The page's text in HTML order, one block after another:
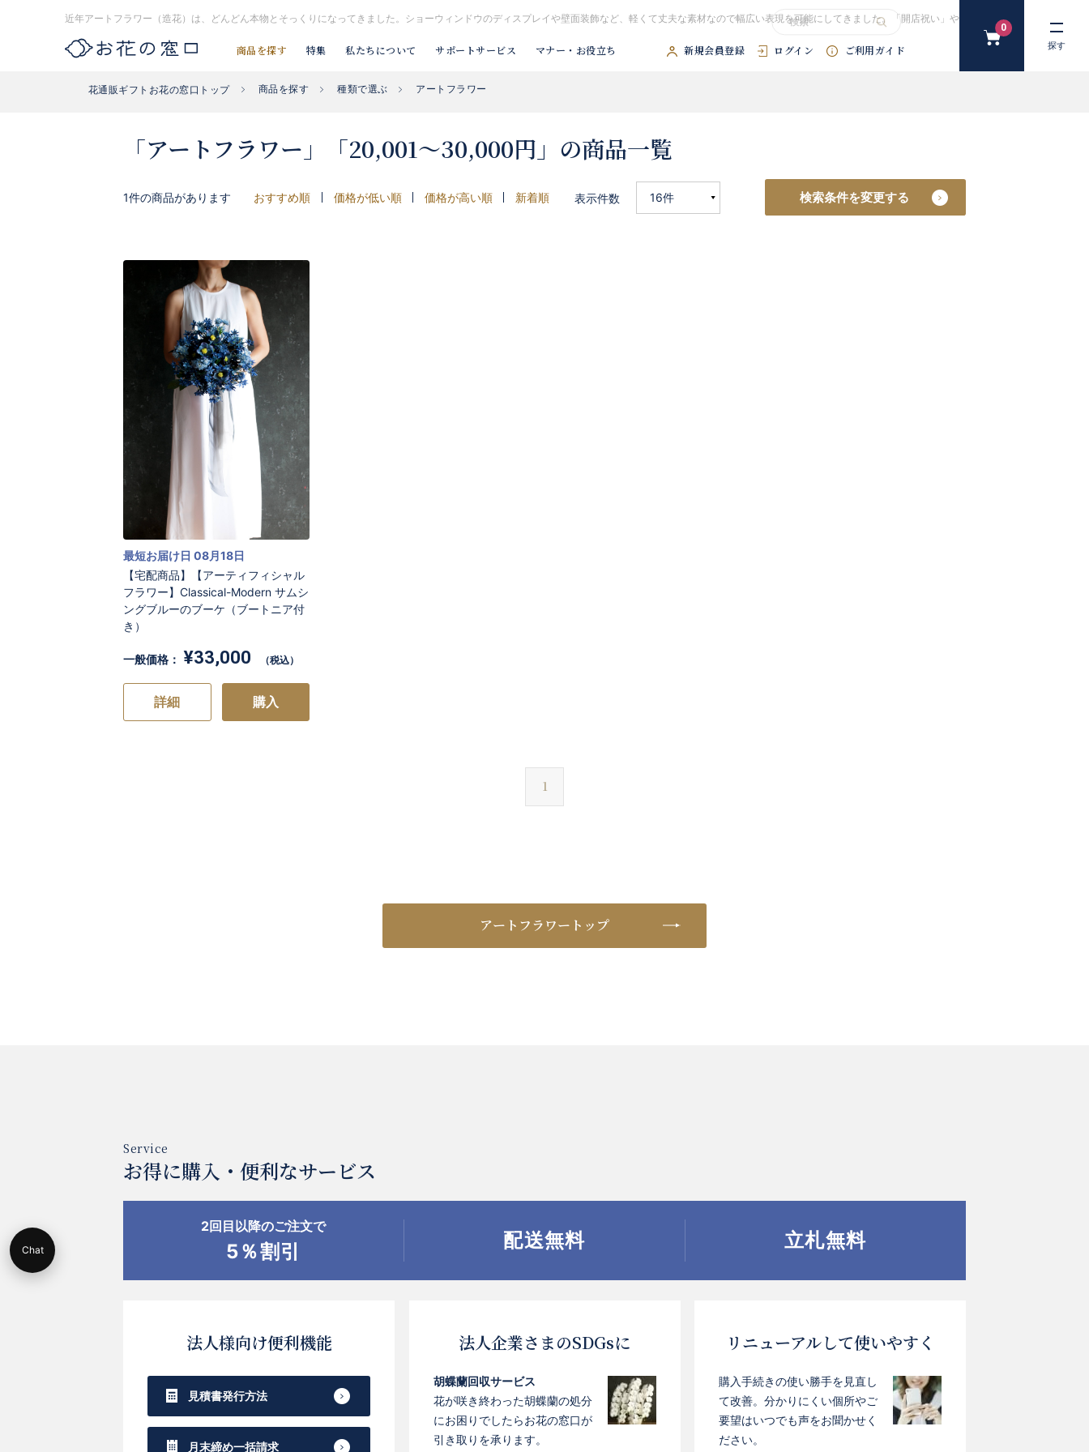
近年アートフラワー（造花）は、どんどん本物とそっくりになってきました。ショーウィンドウのディスプレイや壁面装飾など、軽くて丈夫な素材なので幅広い表現を可能にしてきました。「開店祝い」や「開院祝い」などにおすす
商品を探す 特集 私たちについて サポートサービス マナー・お役立ち 新規会員登録 ログイン ご利用ガイド
カ
0
探す
お探し#タグはコチラ▶︎ #入社式 #開店祝い花 #開業祝い花 #胡蝶蘭 #スタンド花
花通販ギフトお花の窓口トップ 商品を探す 種類で選ぶ アートフラワー
「アートフラワー」「20,001〜30,000円」の商品一覧
検索条件を変更する
1件の商品があります おすすめ順 価格が低い順 価格が高い順 新着順 表示件数
【宅配商品】【アーティフィシャル
フラワー】Classical-Modern サムシ
ングブルーのブーケ（ブートニア付
き）
最短お届け日 08月18日
一般価格： ¥33,000 （税込）
詳細 購入
1
アートフラワートップ
お得に購入・便利なサービス
2回目以降のご注文で
5％割引 配送無料 立札無料
法人様向け便利機能
見積書発行方法
月末締め一括請求
法人企業さまのSDGsに
胡蝶蘭回収サービス
花が咲き終わった胡蝶蘭の処分
にお困りでしたらお花の窓口が
引き取りを承ります。
リニューアルして使いやすく
購入手続きの使い勝手を見直し
て改善。分かりにくい個所やご
要望はいつでも声をお聞かせく
ださい。
Chat